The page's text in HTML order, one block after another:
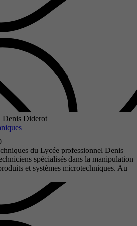
Denis Diderot
du Lycée professionnel Denis
spécialisés dans la manipulation
et systèmes microtechniques. Au